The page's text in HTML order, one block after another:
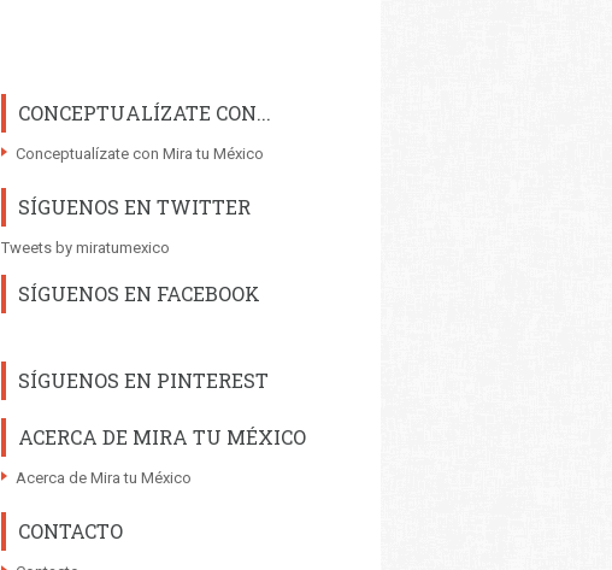
CONCEPTUALÍZATE CON...
Conceptualízate con Mira tu México
SÍGUENOS EN TWITTER
Tweets by miratumexico
SÍGUENOS EN FACEBOOK
SÍGUENOS EN PINTEREST
ACERCA DE MIRA TU MÉXICO
Acerca de Mira tu México
CONTACTO